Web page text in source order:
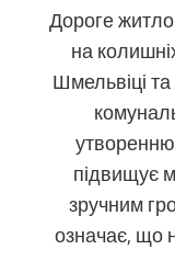
Дороге
на
Шмельвіці
утворенню
підвищує
зручним
означає, що